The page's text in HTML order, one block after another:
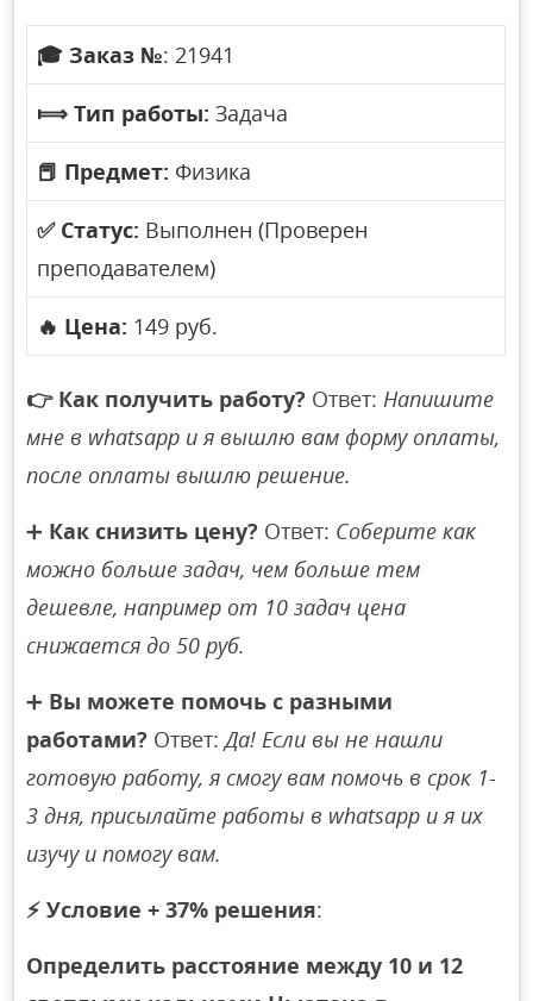
🎓 Заказ №: 21941
⟾ Тип работы: Задача
📕 Предмет: Физика
✅ Статус: Выполнен (Проверен
преподавателем)
🔥 Цена: 149 руб.
👉 Как получить работу? Ответ:Напишите
мне в whatsapp и я вышлю вам форму оплаты,
после оплаты вышлю решение.
➕ Как снизить цену? Ответ: Соберите как
можно больше задач, чем больше тем
дешевле, например от 10 задач цена
снижается до 50 руб.
➕ Вы можете помочь с разными
работами? Ответ:Да! Если вы не нашли
готовую работу, я смогу вам помочь в срок 1-
3 дня, присылайте работы в whatsapp и я их
изучу и помогу вам.
⚡ Условие + 37% решения:
Определить расстояние между 10 и 12